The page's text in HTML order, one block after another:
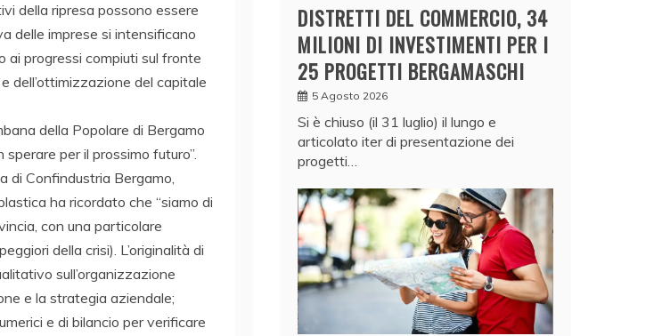
della ripresa possono essere
delle imprese si intensificano
ai progressi compiuti sul fronte
dell’ottimizzazione del capitale
della Popolare di Bergamo
per il prossimo futuro”.
di Confindustria Bergamo,
ha ricordato che “siamo di
con una particolare
della crisi). L’originalità di
sull’organizzazione
e la strategia aziendale;
e di bilancio per verificare
DISTRETTI DEL COMMERCIO, 34
MILIONI DI INVESTIMENTI PER I
25 PROGETTI BERGAMASCHI
5 Agosto 2026
Si è chiuso (il 31 luglio) il lungo e
articolato iter di presentazione dei
progetti…